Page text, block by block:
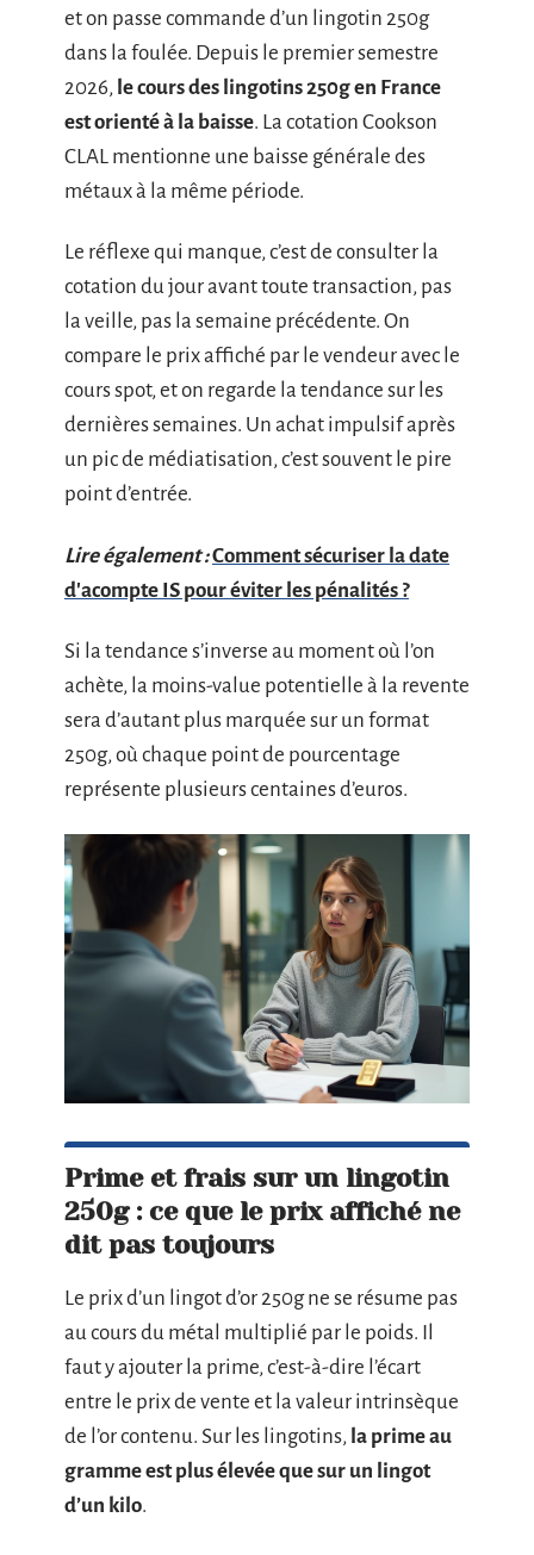
et on passe commande d’un lingotin 250g
dans la foulée. Depuis le premier semestre
2026, le cours des lingotins 250g en France
est orienté à la baisse. La cotation Cookson
CLAL mentionne une baisse générale des
métaux à la même période.
Le réflexe qui manque, c’est de consulter la
cotation du jour avant toute transaction, pas
la veille, pas la semaine précédente. On
compare le prix affiché par le vendeur avec le
cours spot, et on regarde la tendance sur les
dernières semaines. Un achat impulsif après
un pic de médiatisation, c’est souvent le pire
point d’entrée.
Lire également :Comment sécuriser la date
d'acompte IS pour éviter les pénalités ?
Si la tendance s’inverse au moment où l’on
achète, la moins-value potentielle à la revente
sera d’autant plus marquée sur un format
250g, où chaque point de pourcentage
représente plusieurs centaines d’euros.
Prime et frais sur un lingotin
250g : ce que le prix affiché ne
dit pas toujours
Le prix d’un lingot d’or 250g ne se résume pas
au cours du métal multiplié par le poids. Il
faut y ajouter la prime, c’est-à-dire l’écart
entre le prix de vente et la valeur intrinsèque
de l’or contenu. Sur les lingotins, la prime au
gramme est plus élevée que sur un lingot
d’un kilo.